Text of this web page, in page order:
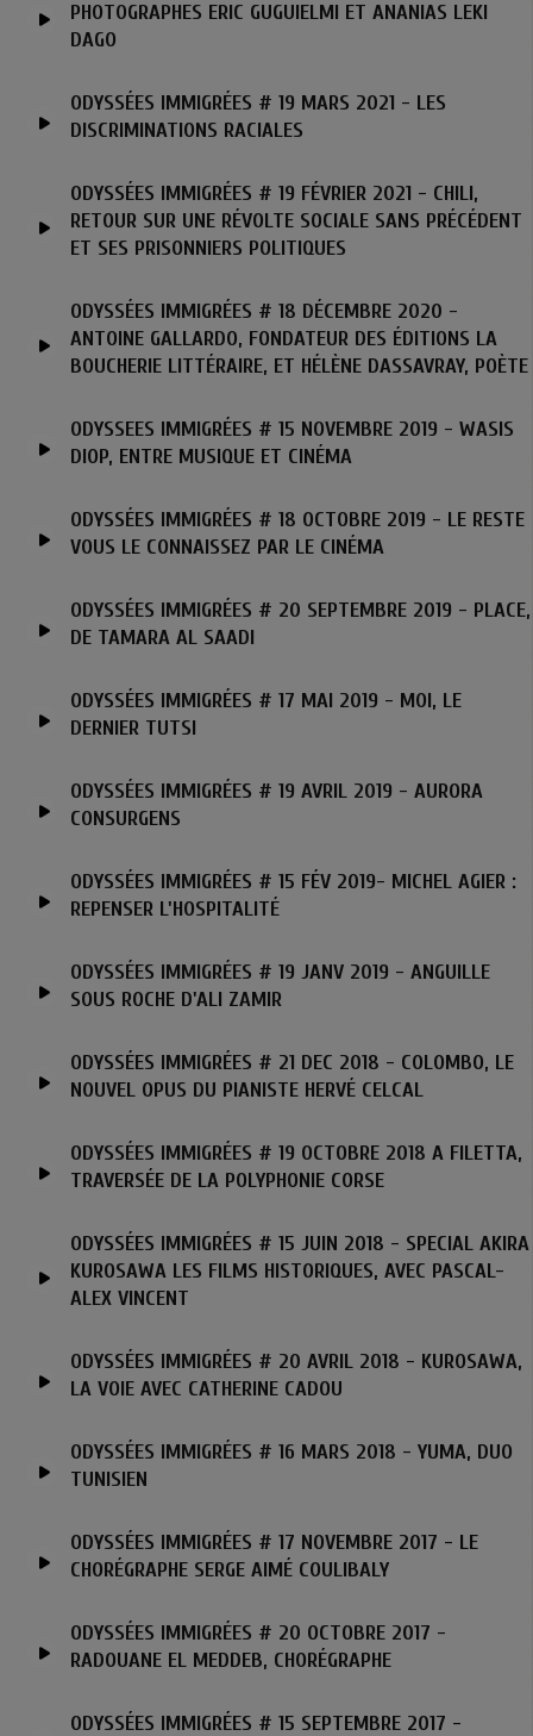
PHOTOGRAPHES ERIC GUGUIELMI ET ANANIAS LEKI
DAGO
ODYSSÉES IMMIGRÉES # 19 MARS 2021 - LES
DISCRIMINATIONS RACIALES
ODYSSÉES IMMIGRÉES # 19 FÉVRIER 2021 - CHILI,
RETOUR SUR UNE RÉVOLTE SOCIALE SANS PRÉCÉDENT
ET SES PRISONNIERS POLITIQUES
ODYSSÉES IMMIGRÉES # 18 DÉCEMBRE 2020 -
ANTOINE GALLARDO, FONDATEUR DES ÉDITIONS LA
BOUCHERIE LITTÉRAIRE, ET HÉLÈNE DASSAVRAY, POÈTE
ODYSSEES IMMIGRÉES # 15 NOVEMBRE 2019 - WASIS
DIOP, ENTRE MUSIQUE ET CINÉMA
ODYSSÉES IMMIGRÉES # 18 OCTOBRE 2019 - LE RESTE
VOUS LE CONNAISSEZ PAR LE CINÉMA
ODYSSÉES IMMIGRÉES # 20 SEPTEMBRE 2019 - PLACE,
DE TAMARA AL SAADI
ODYSSÉES IMMIGRÉES # 17 MAI 2019 - MOI, LE
DERNIER TUTSI
ODYSSÉES IMMIGRÉES # 19 AVRIL 2019 - AURORA
CONSURGENS
ODYSSÉES IMMIGRÉES # 15 FÉV 2019- MICHEL AGIER :
REPENSER L'HOSPITALITÉ
ODYSSÉES IMMIGRÉES # 19 JANV 2019 - ANGUILLE
SOUS ROCHE D'ALI ZAMIR
ODYSSÉES IMMIGRÉES # 21 DEC 2018 - COLOMBO, LE
NOUVEL OPUS DU PIANISTE HERVÉ CELCAL
ODYSSÉES IMMIGRÉES # 19 OCTOBRE 2018 A FILETTA,
TRAVERSÉE DE LA POLYPHONIE CORSE
ODYSSÉES IMMIGRÉES # 15 JUIN 2018 - SPECIAL AKIRA
KUROSAWA LES FILMS HISTORIQUES, AVEC PASCAL-
ALEX VINCENT
ODYSSÉES IMMIGRÉES # 20 AVRIL 2018 - KUROSAWA,
LA VOIE AVEC CATHERINE CADOU
ODYSSÉES IMMIGRÉES # 16 MARS 2018 - YUMA, DUO
TUNISIEN
ODYSSÉES IMMIGRÉES # 17 NOVEMBRE 2017 - LE
CHORÉGRAPHE SERGE AIMÉ COULIBALY
ODYSSÉES IMMIGRÉES # 20 OCTOBRE 2017 -
RADOUANE EL MEDDEB, CHORÉGRAPHE
ODYSSÉES IMMIGRÉES # 15 SEPTEMBRE 2017 -